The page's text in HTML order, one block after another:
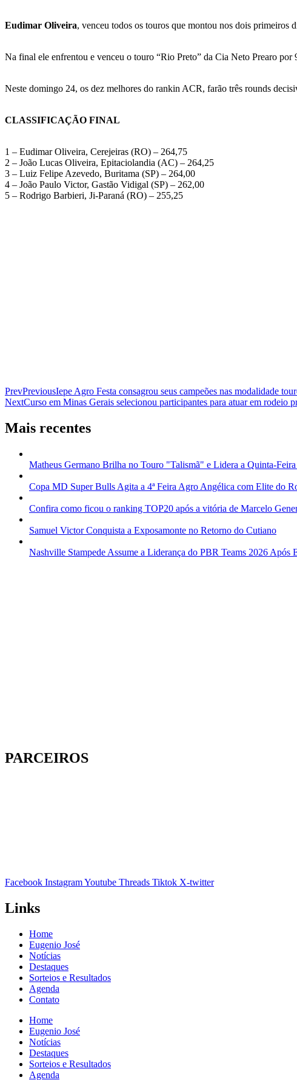
Eudimar Oliveira, venceu todos os touros que montou nos dois
Na final ele enfrentou e venceu o touro “Rio Preto” da Cia Neto Prearo
Neste domingo 24, os dez melhores do rankin ACR, farão três rounds
CLASSIFICAÇÃO FINAL
1 – Eudimar Oliveira, Cerejeiras (RO) – 264,75
2 – João Lucas Oliveira, Epitaciolandia (AC) – 264,25
3 – Luiz Felipe Azevedo, Buritama (SP) – 264,00
4 – João Paulo Victor, Gastão Vidigal (SP) – 262,00
5 – Rodrigo Barbieri, Ji-Paraná (RO) – 255,25
PrevPreviousIepe Agro Festa consagrou seus campeões nas modalidade
NextCurso em Minas Gerais selecionou participantes para atuar em rodeio
Mais recentes
Matheus Germano Brilha no Touro "Talismã" e Lidera a Quinta-
Copa MD Super Bulls Agita a 4ª Feira Agro Angélica com Elite do
Confira como ficou o ranking TOP20 após a vitória de Marcelo
Samuel Victor Conquista a Exposamonte no Retorno do Cutiano
Nashville Stampede Assume a Liderança do PBR Teams 2026 Após
PARCEIROS
Facebook InstagramYoutube Threads Tiktok X-twitter
Links
Home
Eugenio José
Notícias
Destaques
Sorteios e Resultados
Agenda
Contato
Home
Eugenio José
Notícias
Destaques
Sorteios e Resultados
Agenda